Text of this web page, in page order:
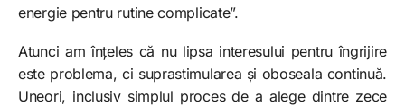
energie pentru rutine complicate”.
Atunci am înțeles că nu lipsa interesului pentru îngrijire
este problema, ci suprastimularea și oboseala continuă.
Uneori, inclusiv simplul proces de a alege dintre zece